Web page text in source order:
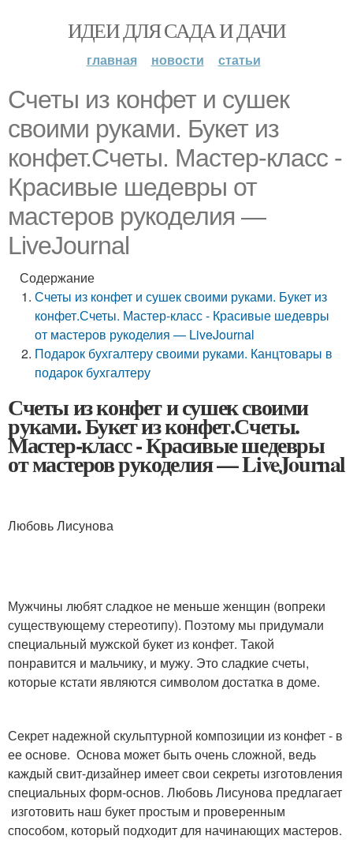
ИДЕИ ДЛЯ САДА И ДАЧИ
главная новости статьи
Счеты из конфет и сушек
своими руками. Букет из
конфет.Счеты. Мастер-класс -
Красивые шедевры от
мастеров рукоделия —
LiveJournal
Содержание
Счеты из конфет и сушек своими руками. Букет из
конфет.Счеты. Мастер-класс - Красивые шедевры
от мастеров рукоделия — LiveJournal
Подарок бухгалтеру своими руками. Канцтовары в
подарок бухгалтеру
Счеты из конфет и сушек своими
руками. Букет из конфет.Счеты.
Мастер-класс - Красивые шедевры
от мастеров рукоделия — LiveJournal
Любовь Лисунова
Мужчины любят сладкое не меньше женщин (вопреки
существующему стереотипу). Поэтому мы придумали
специальный мужской букет из конфет. Такой
понравится и мальчику, и мужу. Это сладкие счеты,
которые кстати являются символом достатка в доме.
Секрет надежной скульптурной композиции из конфет - в
ее основе. Основа может быть очень сложной, ведь
каждый свит-дизайнер имеет свои секреты изготовления
специальных форм-основ. Любовь Лисунова предлагает
изготовить наш букет простым и проверенным
способом, который подходит для начинающих мастеров.